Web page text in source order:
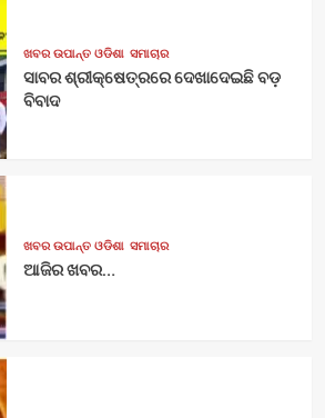
ଖବର ଉପାନ୍ତ ଓଡିଶା ସମାଚାର
ସାବର ଶ୍ରୀକ୍ଷେତ୍ରରେ ଦେଖାଦେଇଛି ବଡ଼
ବିବାଦ
ଖବର ଉପାନ୍ତ ଓଡିଶା ସମାଚାର
ଆଜିର ଖବର…